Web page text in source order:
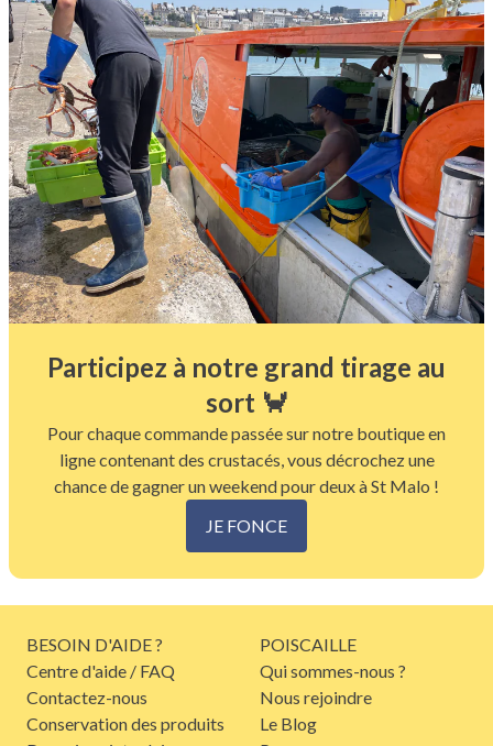
Participez à notre grand tirage au
sort 🦀
Pour chaque commande passée sur notre boutique en
ligne contenant des crustacés, vous décrochez une
chance de gagner un weekend pour deux à St Malo !
JE FONCE
BESOIN D'AIDE ?
Centre d'aide / FAQ
Contactez-nous
Conservation des produits
POISCAILLE
Qui sommes-nous ?
Nous rejoindre
Le Blog